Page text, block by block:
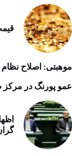
قیمت
موهبتی: اصلاح نظام
عمو پورنگ در